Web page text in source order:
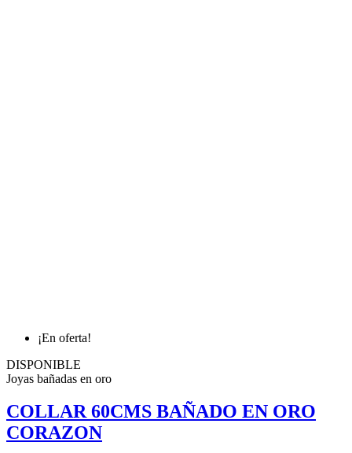
¡En oferta!
DISPONIBLE
Joyas bañadas en oro
COLLAR 60CMS BAÑADO EN ORO
CORAZON